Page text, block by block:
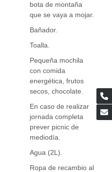
bota de montaña
que se vaya a mojar.
Bañador.
Toalla.
Pequeña mochila
con comida
energética, frutos
secos, chocolate.
En caso de realizar
jornada completa
prever picnic de
mediodía.
Agua (2L).
Ropa de recambio al